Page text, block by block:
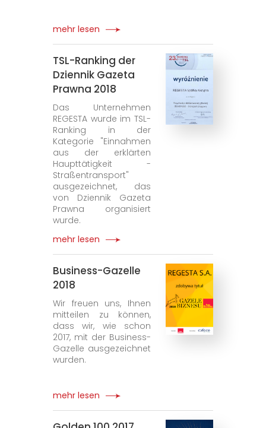
mehr lesen
TSL-Ranking der
Dziennik Gazeta
Prawna 2018
Das Unternehmen
REGESTA wurde im TSL-
Ranking in der
Kategorie "Einnahmen
aus der erklärten
Haupttätigkeit -
Straßentransport"
ausgezeichnet, das
von Dziennik Gazeta
Prawna organisiert
wurde.
mehr lesen
Business-Gazelle
2018
Wir freuen uns, Ihnen
mitteilen zu können,
dass wir, wie schon
2017, mit der Business-
Gazelle ausgezeichnet
wurden.
mehr lesen